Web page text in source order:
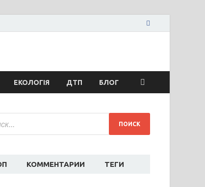
сегодня
ЕКОЛОГІЯ ДТП БЛОГ
КОММЕНТАРИИ ТЕГИ